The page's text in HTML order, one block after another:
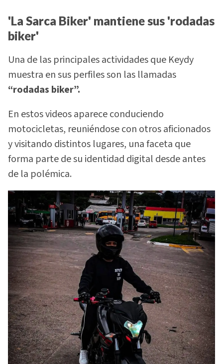
'La Sarca Biker' mantiene sus 'rodadas
biker'
Una de las principales actividades que Keydy
muestra en sus perfiles son las llamadas
“rodadas biker”.
En estos videos aparece conduciendo
motocicletas, reuniéndose con otros aficionados
y visitando distintos lugares, una faceta que
forma parte de su identidad digital desde antes
de la polémica.